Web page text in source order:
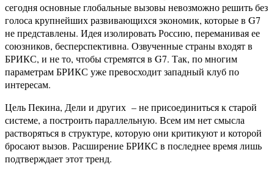
сегодня основные глобальные вызовы невозможно решить без
голоса крупнейших развивающихся экономик, которые в G7
не представлены. Идея изолировать Россию, переманивая ее
союзников, бесперспективна. Озвученные страны входят в
БРИКС, и не то, чтобы стремятся в G7. Так, по многим
параметрам БРИКС уже превосходит западный клуб по
интересам.
Цель Пекина, Дели и других – не присоединиться к старой
системе, а построить параллельную. Всем им нет смысла
растворяться в структуре, которую они критикуют и которой
бросают вызов. Расширение БРИКС в последнее время лишь
подтверждает этот тренд.